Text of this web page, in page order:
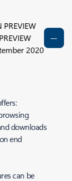
PREVIEW
PREVIEW
2020
downloads
end
can be